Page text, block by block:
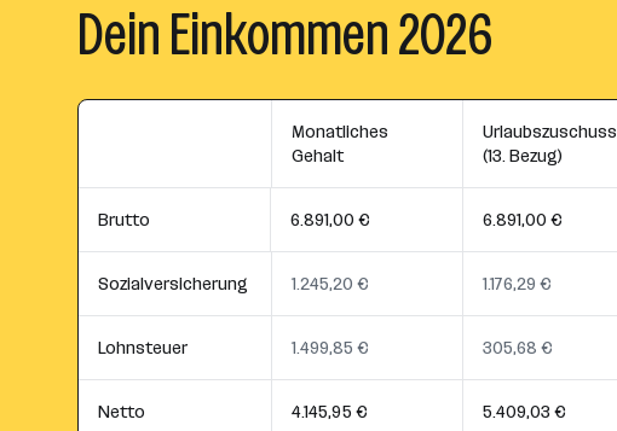
Dein Einkommen 2026
Monatliches
Gehalt
Urlaubszuschuss
(13. Bezug)
Brutto 6.891,00 € 6.891,00 €
Sozialversicherung 1.245,20 € 1.176,29 €
Lohnsteuer 1.499,85 € 305,68 €
Netto 4.145,95 € 5.409,03 €